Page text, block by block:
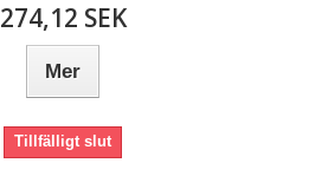
274,12 SEK
Mer
Tillfälligt slut